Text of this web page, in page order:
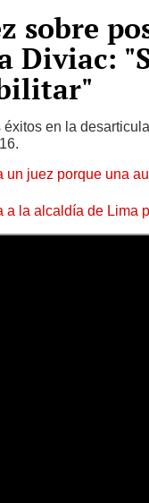
sobre
Diviac:
en la
un juez porque una
la alcaldía de Lima